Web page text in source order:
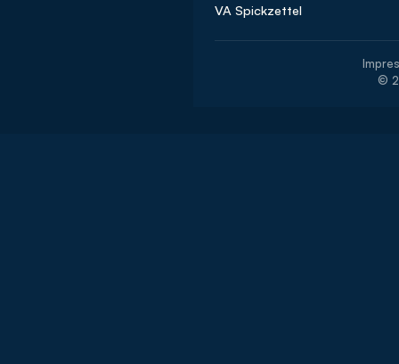
VA Spickzettel
©